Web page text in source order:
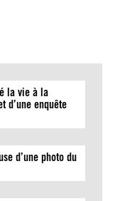
la vie à la
d’une enquête
d’une photo du